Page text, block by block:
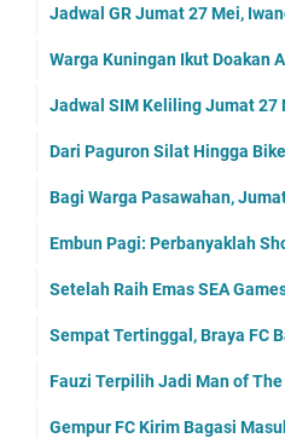
Jadwal GR Jumat 27 Mei,
Warga Kuningan Ikut Doakan
Jadwal SIM Keliling Jumat 27
Dari Paguron Silat Hingga
Bagi Warga Pasawahan,
Embun Pagi: Perbanyaklah
Setelah Raih Emas SEA
Sempat Tertinggal, Braya FC
Fauzi Terpilih Jadi Man of
Gempur FC Kirim Bagasi